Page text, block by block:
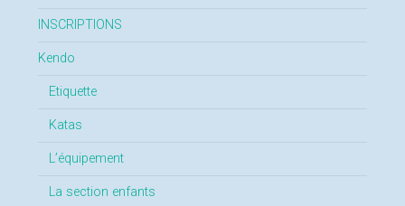
INSCRIPTIONS
Kendo
Etiquette
Katas
L’équipement
La section enfants